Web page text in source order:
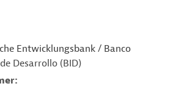
Entwicklungsbank / Banco
Desarrollo (BID)